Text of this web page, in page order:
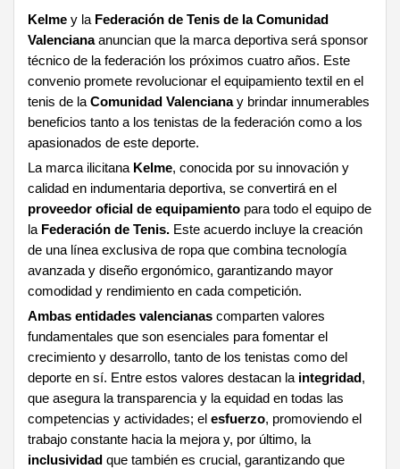
Kelme y la Federación de Tenis de la Comunidad
Valencianaanuncian que la marca deportiva será sponsor
técnico de la federación los próximos cuatro años. Este
convenio promete revolucionar el equipamiento textil en el
tenis de la Comunidad Valencianay brindar innumerables
beneficios tanto a los tenistas de la federación como a los
apasionados de este deporte.
La marca ilicitana Kelme, conocida por su innovación y
calidad en indumentaria deportiva, se convertirá en el
proveedor oficial de equipamiento para todo el equipo de
la Federación de Tenis. Este acuerdo incluye la creación
de una línea exclusiva de ropa que combina tecnología
avanzada y diseño ergonómico, garantizando mayor
comodidad y rendimiento en cada competición.
Ambas entidades valencianas comparten valores
fundamentales que son esenciales para fomentar el
crecimiento y desarrollo, tanto de los tenistas como del
deporte en sí. Entre estos valores destacan la integridad ,
que asegura la transparencia y la equidad en todas las
competencias y actividades; el esfuerzo, promoviendo el
trabajo constante hacia la mejora y, por último, la
inclusividad que también es crucial, garantizando que